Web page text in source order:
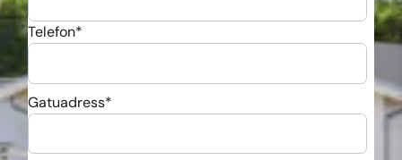
Telefon*
Gatuadress*